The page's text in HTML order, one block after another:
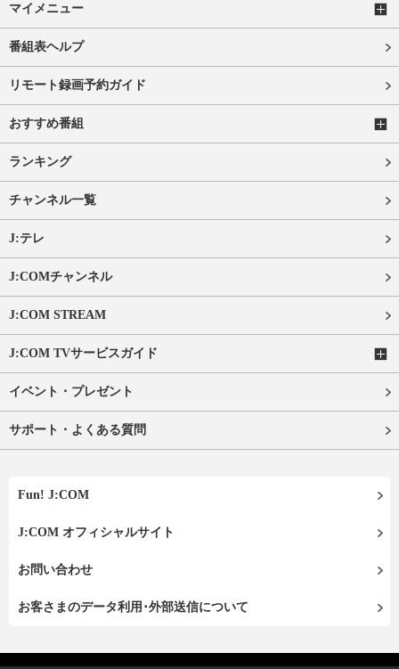
マイメニュー
番組表ヘルプ
リモート録画予約ガイド
おすすめ番組
ランキング
チャンネル一覧
J:テレ
J:COMチャンネル
J:COM STREAM
J:COM TVサービスガイド
イベント・プレゼント
サポート・よくある質問
Fun! J:COM
J:COM オフィシャルサイト
お問い合わせ
お客さまのデータ利用･外部送信について